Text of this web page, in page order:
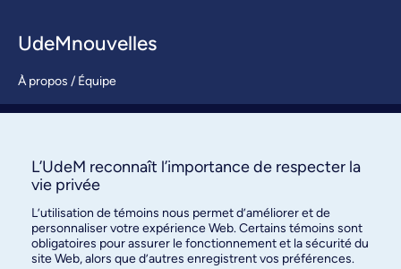
UdeMnouvelles
À propos / Équipe
S’abonner
L’UdeM reconnaît l’importance de respecter la
vie privée
L’utilisation de témoins nous permet d’améliorer et de
personnaliser votre expérience Web. Certains témoins sont
obligatoires pour assurer le fonctionnement et la sécurité du
site Web, alors que d’autres enregistrent vos préférences.